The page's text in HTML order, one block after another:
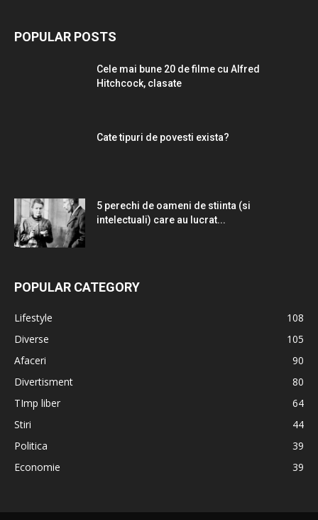
POPULAR POSTS
Cele mai bune 20 de filme cu Alfred
Hitchcock, clasate
Cate tipuri de povesti exista?
5 perechi de oameni de stiinta (si
intelectuali) care au lucrat...
POPULAR CATEGORY
Lifestyle
108
Diverse
105
Afaceri
90
Divertisment
80
TImp liber
64
Stiri
44
Politica
39
Economie
39